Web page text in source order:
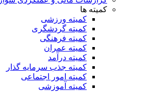
کمیته ها
کمیته ورزشی
کمیته گردشگری
کمیته فرهنگی
کمیته عمران
کمیته درآمد
کمیته جذب سرمایه گذار
کمیته امور اجتماعی
کمیته آموزشی